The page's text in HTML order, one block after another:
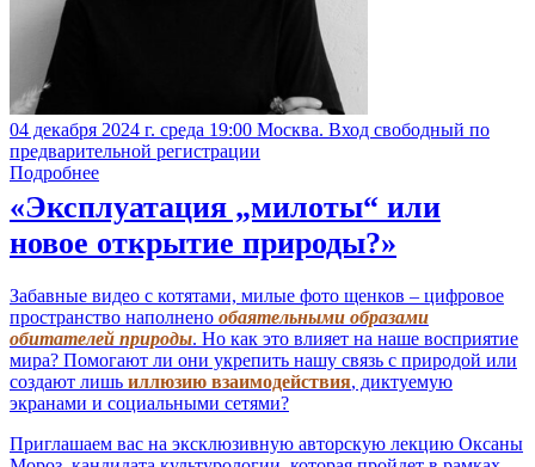
04 декабря 2024 г. среда 19:00 Москва. Вход свободный по
предварительной регистрации
Подробнее
«Эксплуатация „милоты“ или
новое открытие природы?»
Забавные видео с котятами, милые фото щенков – цифровое
пространство наполнено обаятельными образами
обитателей природы. Но как это влияет на наше восприятие
мира? Помогают ли они укрепить нашу связь с природой или
создают лишь иллюзию взаимодействия, диктуемую
экранами и социальными сетями?
Приглашаем вас на эксклюзивную авторскую лекцию Оксаны